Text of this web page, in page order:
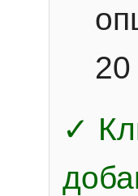
20
✓